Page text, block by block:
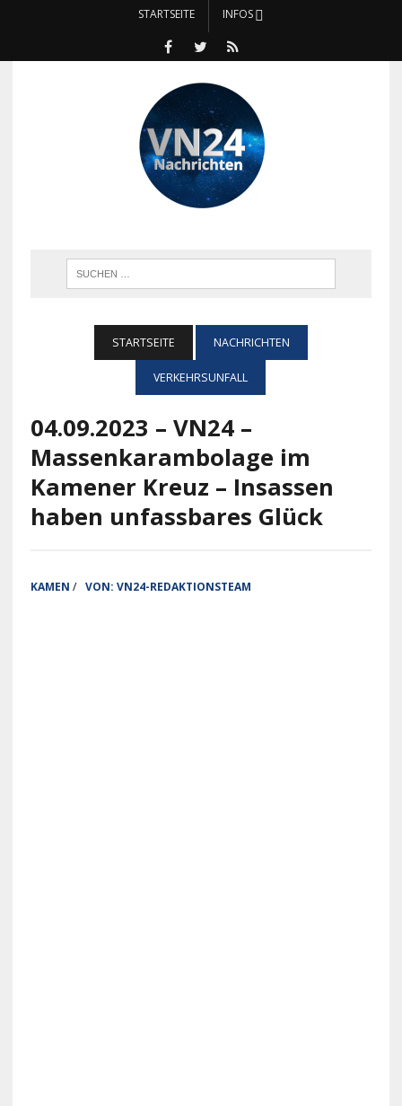
STARTSEITE INFOS
STARTSEITE NACHRICHTEN
VERKEHRSUNFALL
04.09.2023 – VN24 –
Massenkarambolage im
Kamener Kreuz – Insassen
haben unfassbares Glück
KAMEN / VON: VN24-REDAKTIONSTEAM